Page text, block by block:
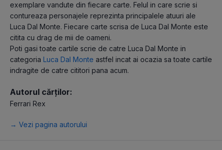
exemplare vandute din fiecare carte. Felul in care scrie si
contureaza personajele reprezinta principalele atuuri ale
Luca Dal Monte. Fiecare carte scrisa de Luca Dal Monte este
citita cu drag de mii de oameni.
Poti gasi toate cartile scrie de catre Luca Dal Monte in
categoria Luca Dal Monte astfel incat ai ocazia sa toate cartile
indragite de catre cititori pana acum.
Autorul cărților:
Ferrari Rex
→ Vezi pagina autorului